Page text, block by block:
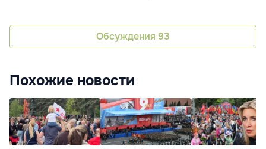
Обсуждения 93
Похожие новости